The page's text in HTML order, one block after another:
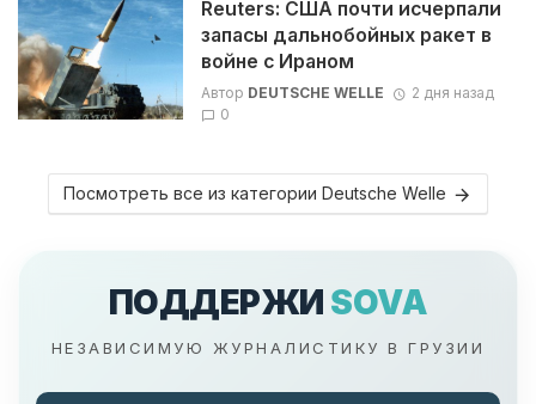
Reuters: США почти исчерпали
запасы дальнобойных ракет в
войне с Ираном
Автор DEUTSCHE WELLE
2 дня назад
0
Посмотреть все из категории Deutsche Welle
ПОДДЕРЖИ SOVA
НЕЗАВИСИМУЮ ЖУРНАЛИСТИКУ В ГРУЗИИ